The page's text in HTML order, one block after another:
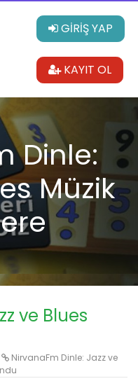
GİRİŞ YAP
KAYIT OL
Dinle:
Müzik
ve Blues
NirvanaFm Dinle: Jazz ve